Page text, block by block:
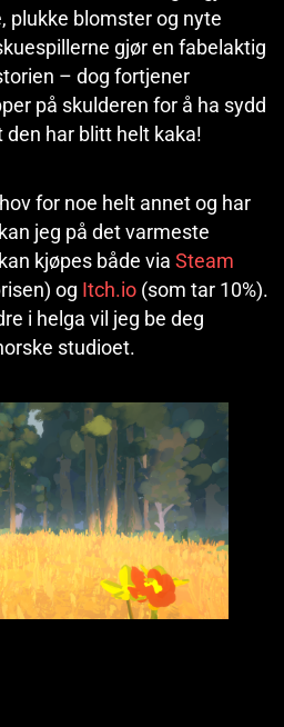
plukke blomster og nyte
gjør en fabelaktig
– dog fortjener
på skulderen for å ha sydd
har blitt helt kaka!
for noe helt annet og har
jeg på det varmeste
kjøpes både via Steam
og Itch.io (som tar 10%).
i helga vil jeg be deg
studioet.